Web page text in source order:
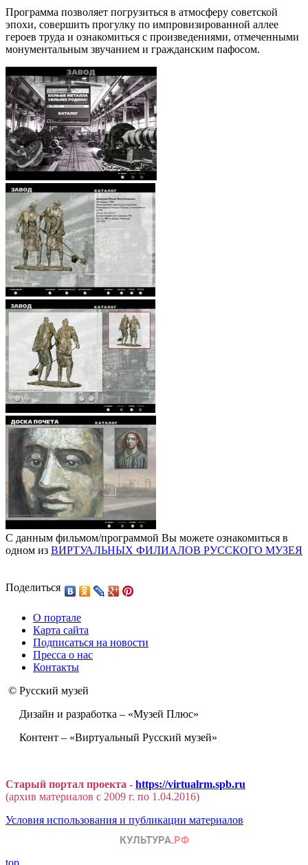
Программа позволяет погрузиться в атмосферу советской
эпохи, совершить прогулку по импровизированной аллее
героев труда и ознакомиться с произведениями, отмеченными
монументальным звучанием и гражданским пафосом.
С данным фильмом/программой Вы можете ознакомиться в
одном из ВИРТУАЛЬНЫХ ФИЛИАЛОВ РУССКОГО МУЗЕЯ
Поделиться
О портале
Карта сайта
Подписаться на новости
Пресса о нас
Контакты
© Русский музей
Дизайн и разработка – «Музей Плюс»
Контент – «Виртуальный Русский музей»
Старый портал проекта - https://virtualrm.spb.ru
(архив материалов с 2009 г. по 1.04.2016)
Условия использования и публикации материалов